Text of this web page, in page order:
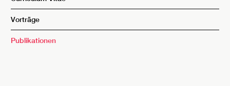
Vorträge
Publikationen